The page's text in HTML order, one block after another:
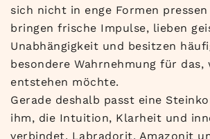
sich nicht in enge Formen pressen
bringen frische Impulse, lieben
Unabhängigkeit und besitzen
besondere Wahrnehmung für das,
entstehen möchte.
Gerade deshalb passt eine
ihm, die Intuition, Klarheit und
verbindet. Labradorit, Amazonit